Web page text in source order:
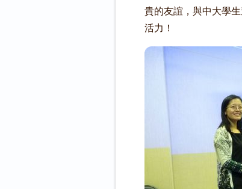
貴的友誼，與中大學
活力！